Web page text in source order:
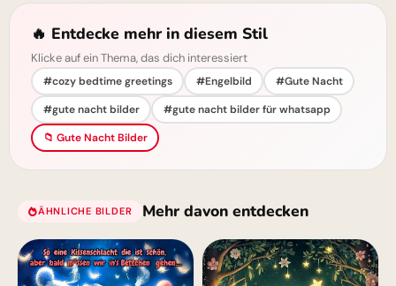
🔥 Entdecke mehr in diesem Stil
Klicke auf ein Thema, das dich interessiert
#cozy bedtime greetings #Engelbild
#Gute Nacht
#gute nacht bilder
#gute nacht bilder für whatsapp
📁 Gute Nacht Bilder
ÄHNLICHE BILDER Mehr davon entdecken